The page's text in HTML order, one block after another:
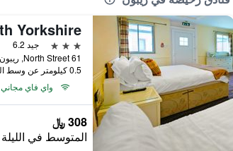
3 نجوم
جيد 6.2
61 North Street, ريبون, المملكة المتحدة
0.5 كيلومتر عن وسط المدينة
واي فاي مجاني
308 ﷼
المتوسط في الليلة